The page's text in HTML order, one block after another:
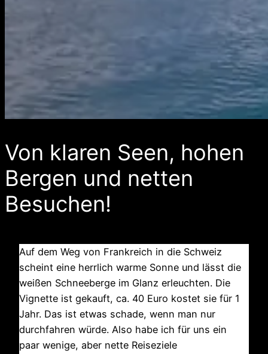
Von klaren Seen, hohen
Bergen und netten
Besuchen!
Auf dem Weg von Frankreich in die Schweiz
scheint eine herrlich warme Sonne und lässt die
weißen Schneeberge im Glanz erleuchten. Die
Vignette ist gekauft, ca. 40 Euro kostet sie für 1
Jahr. Das ist etwas schade, wenn man nur
durchfahren würde. Also habe ich für uns ein
paar wenige, aber nette Reiseziele